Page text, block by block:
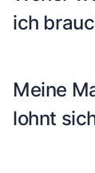
ich
Meine
lohnt